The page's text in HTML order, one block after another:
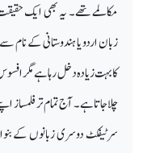
مکالمے تھے۔ یہ بھی ایک
زبان اردو یا ہندوستانی کے نام
کابہت زیادہ دخل رہاہے مگر
چلاجاتا ہے ۔ آج تمام تر فلمساز
سرٹیفکٹ دوسری زبانوں کے